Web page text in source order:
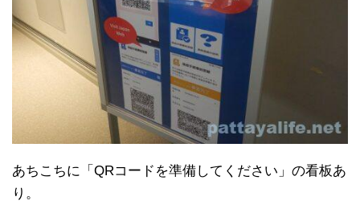
あちこちに「QRコードを準備してください」の看板あ
り。